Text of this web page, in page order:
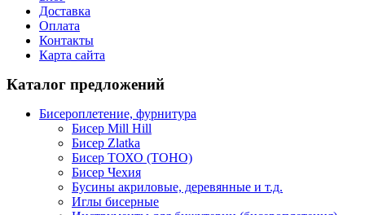
Доставка
Оплата
Контакты
Карта сайта
Каталог предложений
Бисероплетение, фурнитура
Бисер Mill Hill
Бисер Zlatka
Бисер ТОХО (TOHO)
Бисер Чехия
Бусины акриловые, деревянные и т.д.
Иглы бисерные